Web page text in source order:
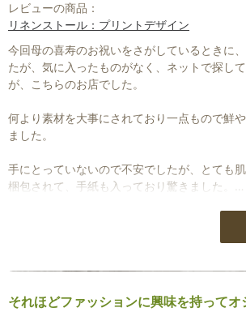
レビューの商品：
リネンストール：プリントデザイン
今回母の喜寿のお祝いをさがしているときに
たが、気に入ったものがなく、ネットで探し
が、こちらのお店でした。
何より素材を大事にされており一点もので鮮
ました。
手にとっていないので不安でしたが、とても
梱包されて、手紙も入っており驚きました。
又、大阪での出店もあるとのことなので、伺
それほどファッションに興味を持って